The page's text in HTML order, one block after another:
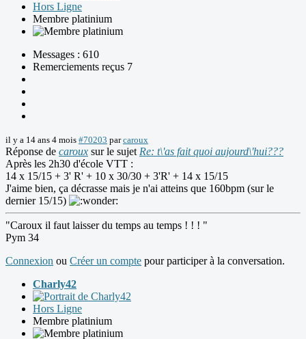
Hors Ligne
Membre platinium
Messages : 610
Remerciements reçus 7
il y a 14 ans 4 mois #70203 parcaroux
Réponse de caroux sur le sujet Re: t\'as fait quoi aujourd\'hui???
Après les 2h30 d'école VTT :
14 x 15/15 + 3' R' + 10 x 30/30 + 3'R' + 14 x 15/15
J'aime bien, ça décrasse mais je n'ai atteins que 160bpm (sur le
dernier 15/15)
"Caroux il faut laisser du temps au temps ! ! ! "
Pym 34
Connexion ou Créer un compte pour participer à la conversation.
Charly42
Hors Ligne
Membre platinium